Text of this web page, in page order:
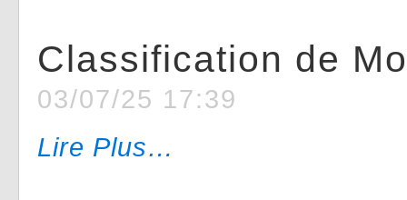
Classification de
03/07/25 17:39
Lire Plus…